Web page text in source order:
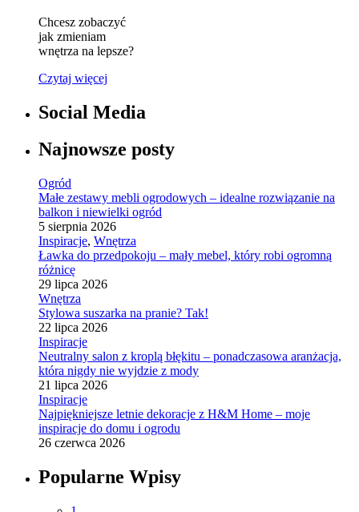
Chcesz zobaczyć
jak zmieniam
wnętrza na lepsze?
Czytaj więcej
Social Media
Najnowsze posty
Ogród
Małe zestawy mebli ogrodowych – idealne rozwiązanie na
balkon i niewielki ogród
5 sierpnia 2026
Inspiracje, Wnętrza
Ławka do przedpokoju – mały mebel, który robi ogromną
różnicę
29 lipca 2026
Wnętrza
Stylowa suszarka na pranie? Tak!
22 lipca 2026
Inspiracje
Neutralny salon z kroplą błękitu – ponadczasowa aranżacja,
która nigdy nie wyjdzie z mody
21 lipca 2026
Inspiracje
Najpiękniejsze letnie dekoracje z H&M Home – moje
inspiracje do domu i ogrodu
26 czerwca 2026
Popularne Wpisy